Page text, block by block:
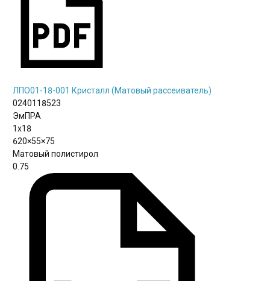
ЛПО01-18-001 Кристалл (Матовый рассеиватель)
0240118523
ЭмПРА
1х18
620×55×75
Матовый полистирол
0.75